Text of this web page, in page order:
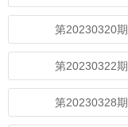
第20230320期
第20230322期
第20230328期